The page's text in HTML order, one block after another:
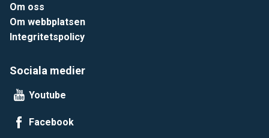
Om oss
Om webbplatsen
Integritetspolicy
Sociala medier
Youtube
Facebook